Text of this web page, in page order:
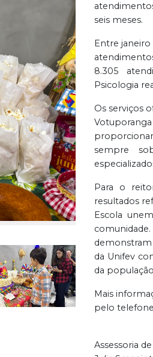
Próxima
seis meses.
Entre
8.305
Psicologia
Os serviços
sempre
Para o
resultados
Escola
da Unifev
da
Mais
pelo
Assessoria